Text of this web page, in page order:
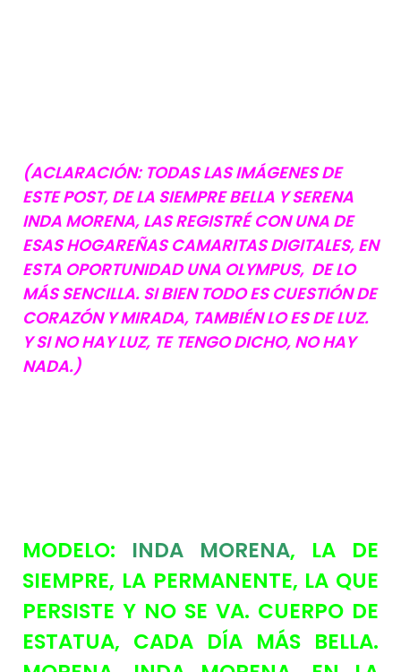
(ACLARACIÓN: TODAS LAS IMÁGENES DE
ESTE POST, DE LA SIEMPRE BELLA Y SERENA
INDA MORENA, LAS REGISTRÉ CON UNA DE
ESAS HOGAREÑAS CAMARITAS DIGITALES, EN
ESTA OPORTUNIDAD UNA OLYMPUS, DE LO
MÁS SENCILLA. SI BIEN TODO ES CUESTIÓN DE
CORAZÓN Y MIRADA, TAMBIÉN LO ES DE LUZ.
Y SI NO HAY LUZ, TE TENGO DICHO, NO HAY
NADA.)
MODELO: INDA MORENA, LA DE
SIEMPRE, LA PERMANENTE, LA QUE
PERSISTE Y NO SE VA. CUERPO DE
ESTATUA, CADA DÍA MÁS BELLA.